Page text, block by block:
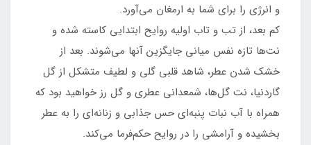
و انرژی را برای شما به ارمغان می‌آورد.
کم بعد، از تب و تاب اولیه روایح ابتدایی کاسته شده و
نت‌ها تازه نفس میانی جایگزین آنها می‌شوند. بعد از
خشک شدن عطر، شاهد قلبی گلی و لطیف متشکل از گل
گاردنیا، نت گل‌ها، شمعدانی عطری و گل رز خواهید بود که
همراه با آب نبات پنبه‌ای حس جذابی و زنانه‌ای را به عطر
بخشیده و آرامشی را در روایح حکم‌فرما می‌کند.